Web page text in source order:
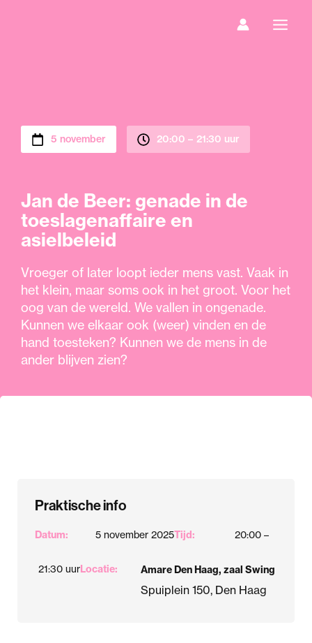
5 november 20:00 – 21:30 uur
Jan de Beer: genade in de
toeslagenaffaire en
asielbeleid
Vroeger of later loopt ieder mens vast. Vaak in
het klein, maar soms ook in het groot. Voor het
oog van de wereld. We vallen in ongenade.
Kunnen we elkaar ook (weer) vinden en de
hand toesteken? Kunnen we de mens in de
ander blijven zien?
Praktische info
Datum: 5 november 2025Tijd: 20:00 –
21:30 uurLocatie: Amare Den Haag, zaal Swing
Spuiplein 150, Den Haag